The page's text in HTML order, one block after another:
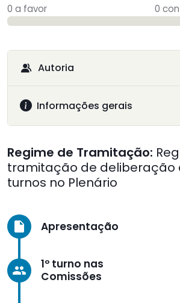
0 a favor 0
Autoria
Informações gerais
Regime de Tramitação:
tramitação de deliberação
turnos no Plenário
insert_drive_file Apresentação
group
1º turno nas
Comissões